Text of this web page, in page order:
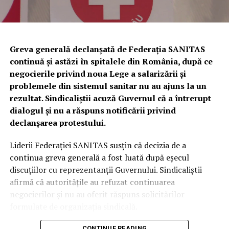
Urmează verificări privind utilizarea
câinilor pentru identificarea
trufelor
Polițiștii au anunțat că, în perioada următoare,
specialiștii din cadrul Biroului pentru Protecția
Animalelor vor efectua controale privind respectarea
legislației referitoare la deținerea și utilizarea câinilor de
urmă folosiți la identificarea trufelor.
În cazul în care vor fi descoperite abateri, vor fi dispuse
măsurile legale prevăzute de legislația în vigoare.
Recomandările polițiștilor
Autoritățile reamintesc că:
Greva generală declanșată de Federația SANITAS
continuă și astăzi în spitalele din România, după ce
negocierile privind noua Lege a salarizării și
problemele din sistemul sanitar nu au ajuns la un
rezultat. Sindicaliștii acuză Guvernul că a întrerupt
dialogul și nu a răspuns notificării privind
declanșarea protestului.
Liderii Federației SANITAS susțin că decizia de a
continua greva generală a fost luată după eșecul
discuțiilor cu reprezentanții Guvernului. Sindicaliștii
afirmă că autoritățile au refuzat continuarea
negocierilor și nu au oferit răspuns solicitărilor